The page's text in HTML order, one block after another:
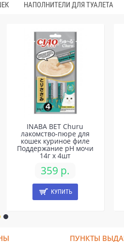
НАПОЛНИТЕЛИ ДЛЯ ТУАЛЕТА
INABA ВЕТ Churu
лакомство-пюре для
кошек куриное филе
Поддержание pH мочи
14г х 4шт
359 р.
КУПИТЬ
ПУНКТЫ